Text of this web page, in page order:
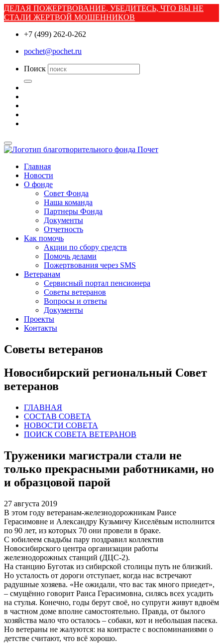
ДЕЛАЯ ПОЖЕРТВОВАНИЕ, УБЕДИТЕСЬ, ЧТО ВЫ НЕ
СТАЛИ ЖЕРТВОЙ МОШЕННИКОВ
+7 (499) 262-0-262
pochet@pochet.ru
Поиск
Главная
Новости
О фонде
Совет Фонда
Наша команда
Партнеры Фонда
Документы
Отчетность
Как помочь
Акции по сбору средств
Помочь делами
Пожертвования через SMS
Ветеранам
Сервисный портал пенсионера
Советы ветеранов
Вопросы и ответы
Документы
Проекты
Контакты
Советы ветеранов
Новосибирский региональный Совет
ветеранов
ГЛАВНАЯ
СОСТАВ СОВЕТА
НОВОСТИ СОВЕТА
ПОИСК СОВЕТА ВЕТЕРАНОВ
Труженики магистрали стали не
только прекрасными работниками, но
и образцовой парой
27 августа 2019
В этом году ветеранам-железнодорожникам Раисе
Герасимовне и Александру Кузьмичу Киселёвым исполнится
по 90 лет, из которых 70 они провели в браке.
С юбилеем свадьбы пару поздравил коллектив
Новосибирского центра организации работы
железнодорожных станций (ДЦС-2).
На станцию Буготак из сибирской столицы путь не близкий.
Но усталость от дороги отступает, когда нас встречают
радушные хозяева. «Не ожидали, что вас так много приедет»,
– смущённо говорит Раиса Герасимовна, силясь всех усадить
на стулья. Конечно, годы берут своё, но супруги живут вдвоём
в частном доме вполне самостоятельно. Правда, от былого
хозяйства мало что осталось – собаки, кот и небольшая пасека.
Но ветераны не жалуются: на контрасте с воспоминаниями о
детстве считают, что всё хорошо.